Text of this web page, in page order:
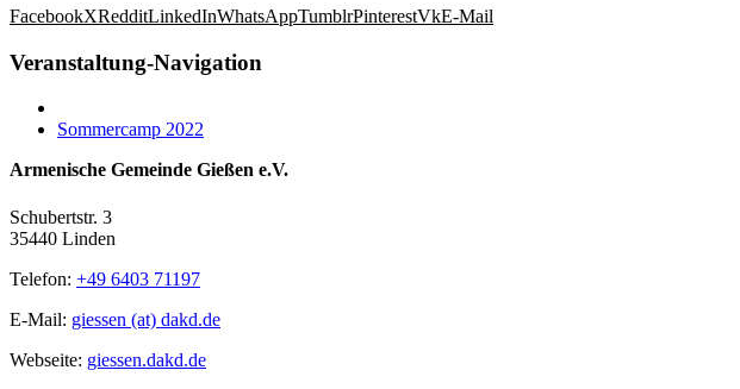
FacebookXRedditLinkedInWhatsAppTumblrPinterestVkE-Mail
Veranstaltung-Navigation
Sommercamp 2022
Armenische Gemeinde Gießen e.V.
Schubertstr. 3
35440 Linden
Telefon: +49 6403 71197
E-Mail: giessen (at) dakd.de
Webseite: giessen.dakd.de